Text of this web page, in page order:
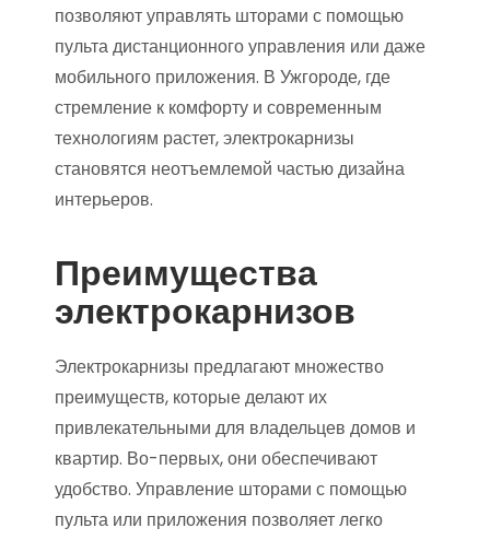
позволяют управлять шторами с помощью
пульта дистанционного управления или даже
мобильного приложения. В Ужгороде, где
стремление к комфорту и современным
технологиям растет, электрокарнизы
становятся неотъемлемой частью дизайна
интерьеров.
Преимущества
электрокарнизов
Электрокарнизы предлагают множество
преимуществ, которые делают их
привлекательными для владельцев домов и
квартир. Во-первых, они обеспечивают
удобство. Управление шторами с помощью
пульта или приложения позволяет легко